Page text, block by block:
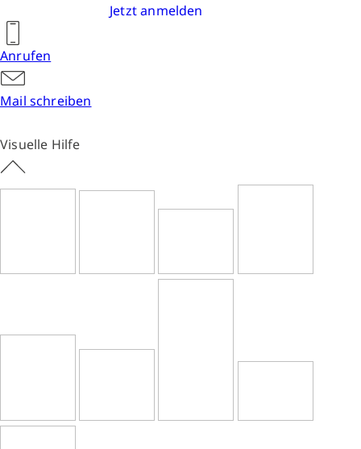
Jetzt anmelden
Anrufen
Mail schreiben
Visuelle Hilfe